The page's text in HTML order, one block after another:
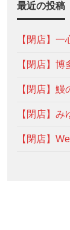
最近の投稿
【閉店】
【閉店】
【閉店】
【閉店】
【閉店】